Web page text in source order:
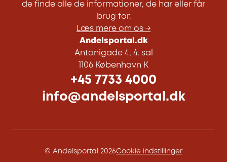
de finde alle de informationer, de har eller får
brug for.
Læs mere om os →
Andelsportal.dk
Antonigade 4, 4. sal
1106 København K
+45 7733 4000
info@andelsportal.dk
© Andelsportal 2026Cookie indstillinger